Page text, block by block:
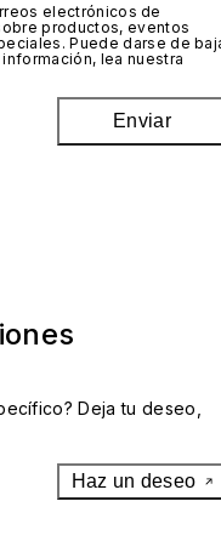
electrónicos de
productos, eventos
Puede darse de
lea nuestra
Enviar
Deja tu deseo,
Haz un deseo